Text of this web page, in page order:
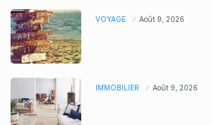
VOYAGE Août 9, 2026
IMMOBILIER Août 9, 2026